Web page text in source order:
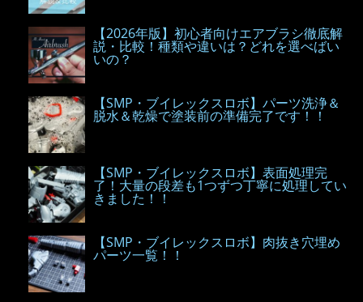
【2026年版】初心者向けエアブラシ徹底解
説・比較！種類や違いは？どれを選べばい
いの？
【SMP・ブイレックスロボ】パーツ洗浄＆
脱水＆乾燥で塗装前の準備完了です！！
【SMP・ブイレックスロボ】表面処理完
了！大量の段差も1つずつ丁寧に処理してい
きました！！
【SMP・ブイレックスロボ】肉抜き穴埋め
パーツ一覧！！